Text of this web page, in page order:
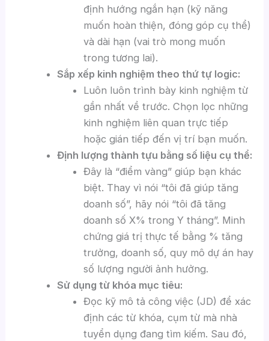
định hướng ngắn hạn (kỹ năng
muốn hoàn thiện, đóng góp cụ thể)
và dài hạn (vai trò mong muốn
trong tương lai).
Sắp xếp kinh nghiệm theo thứ tự logic:
Luôn luôn trình bày kinh nghiệm từ
gần nhất về trước. Chọn lọc những
kinh nghiệm liên quan trực tiếp
hoặc gián tiếp đến vị trí bạn muốn.
Định lượng thành tựu bằng số liệu cụ thể:
Đây là “điểm vàng” giúp bạn khác
biệt. Thay vì nói “tôi đã giúp tăng
doanh số”, hãy nói “tôi đã tăng
doanh số X% trong Y tháng”. Minh
chứng giá trị thực tế bằng % tăng
trưởng, doanh số, quy mô dự án hay
số lượng người ảnh hưởng.
Sử dụng từ khóa mục tiêu:
Đọc kỹ mô tả công việc (JD) để xác
định các từ khóa, cụm từ mà nhà
tuyển dụng đang tìm kiếm. Sau đó,